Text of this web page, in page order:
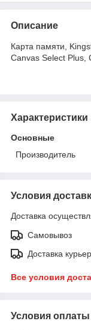
Описание
Карта памяти,
Canvas Select Plus,
Характеристики
Основные
Производитель
Условия
Доставка
Самовывоз
Доставка
Все условия
Условия оплаты